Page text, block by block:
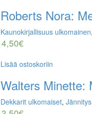
Roberts Nora:
Kaunokirjallisuus ulkomainen,
4,50€
Lisää ostoskoriin
Walters Minette:
Dekkarit ulkomaiset,